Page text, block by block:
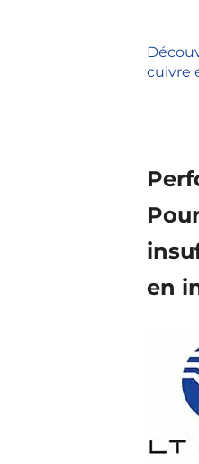
cuivre
en